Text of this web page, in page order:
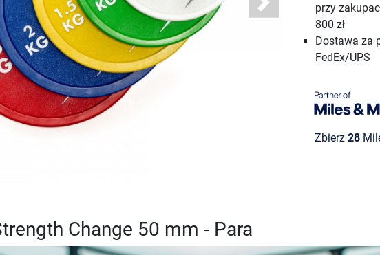
Next
przy
800 zł
Dostawa za
FedEx/UPS
Zbierz 28
Change 50 mm - Para